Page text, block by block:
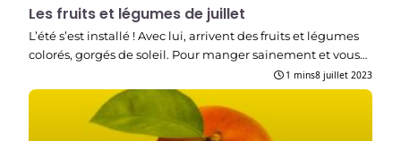
Les fruits et légumes de juillet
L’été s’est installé ! Avec lui, arrivent des fruits et légumes
colorés, gorgés de soleil. Pour manger sainement et vous…
1 mins8 juillet 2023